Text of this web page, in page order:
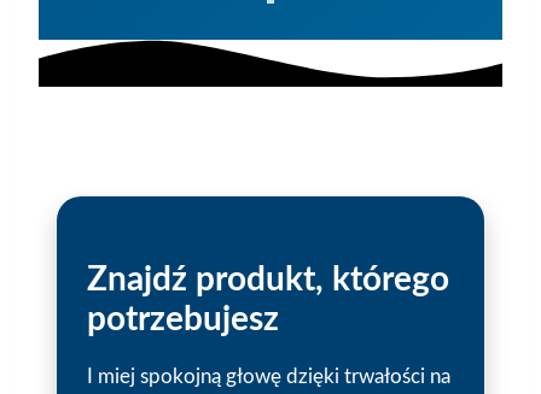
Znajdź produkt, którego
potrzebujesz
I miej spokojną głowę dzięki trwałości na